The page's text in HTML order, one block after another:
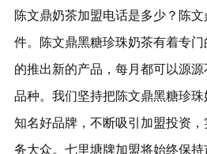
陈文鼎奶茶加盟电话是多少？陈
件。陈文鼎黑糖珍珠奶茶有着专
的推出新的产品，每月都可以源
品种。我们坚持把陈文鼎黑糖珍
知名好品牌，不断吸引加盟投资
务大众。七里塘牌加盟将始终保